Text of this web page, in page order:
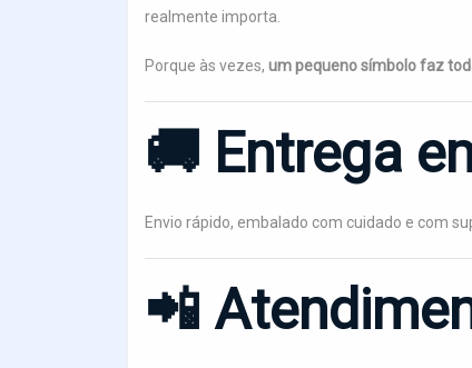
realmente importa.
Porque às vezes, um pequeno símbolo faz
🚚 Entrega
Envio rápido, embalado com cuidado e com
📲